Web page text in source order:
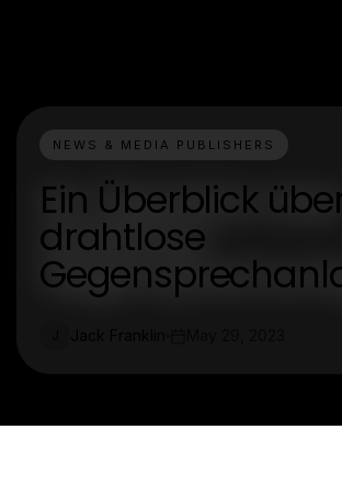
NEWS & MEDIA PUBLISHERS
Ein Überblick
drahtlose